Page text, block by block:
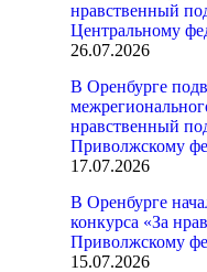
нравственный
Центральному
26.07.2026
В Оренбурге
нравственный
Приволжскому
17.07.2026
В Оренбурге
конкурса «За
Приволжскому
15.07.2026